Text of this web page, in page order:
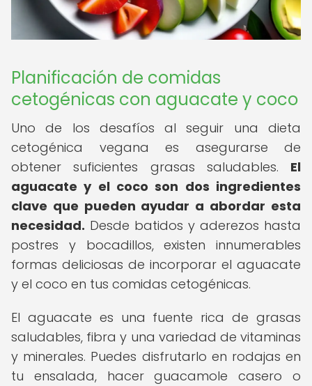
Planificación de comidas
cetogénicas con aguacate y coco
Uno de los desafíos al seguir una dieta
cetogénica vegana es asegurarse de
obtener suficientes grasas saludables. El
aguacate y el coco son dos ingredientes
clave que pueden ayudar a abordar esta
necesidad. Desde batidos y aderezos hasta
postres y bocadillos, existen innumerables
formas deliciosas de incorporar el aguacate
y el coco en tus comidas cetogénicas.
El aguacate es una fuente rica de grasas
saludables, fibra y una variedad de vitaminas
y minerales. Puedes disfrutarlo en rodajas en
tu ensalada, hacer guacamole casero o